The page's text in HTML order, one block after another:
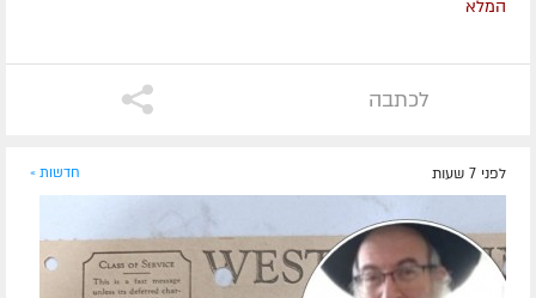
המלא
לכתבה
לפני 7 שעות חדשות »